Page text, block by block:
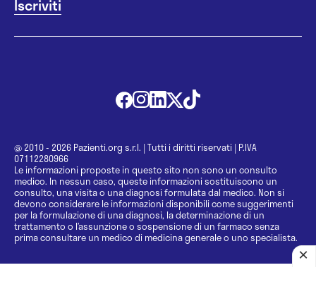
@ 2010 - 2026 Pazienti.org s.r.l. | Tutti i diritti riservati | P.IVA
07112280966
Le informazioni proposte in questo sito non sono un consulto
medico. In nessun caso, queste informazioni sostituiscono un
consulto, una visita o una diagnosi formulata dal medico. Non si
devono considerare le informazioni disponibili come suggerimenti
per la formulazione di una diagnosi, la determinazione di un
trattamento o l’assunzione o sospensione di un farmaco senza
prima consultare un medico di medicina generale o uno specialista.